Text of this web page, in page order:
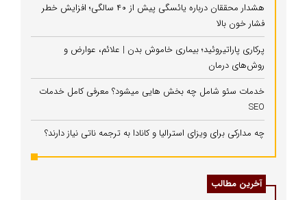
هشدار محققان درباره یائسگی پیش از ۴۰ سالگی؛ افزایش خطر
فشار خون بالا
پرکاری پاراتیروئید؛ بیماری خاموش بدن | علائم، عوارض و
روش‌های درمان
خدمات سئو شامل چه بخش هایی میشود؟ معرفی کامل خدمات
SEO
چه مدارکی برای ویزای استرالیا و کانادا به ترجمه ناتی نیاز دارند؟
آخرین مطالب